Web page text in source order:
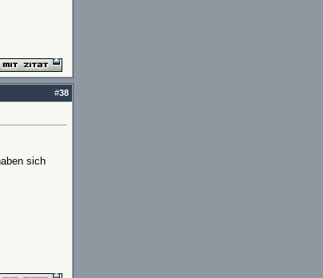
#38
sich